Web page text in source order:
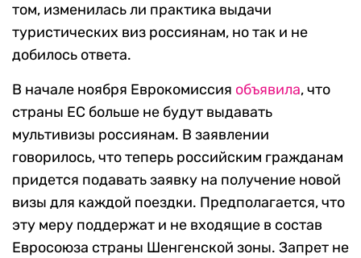
том, изменилась ли практика выдачи
туристических виз россиянам, но так и не
добилось ответа.
В начале ноября Еврокомиссия объявила, что
страны ЕС больше не будут выдавать
мультивизы россиянам. В заявлении
говорилось, что теперь российским гражданам
придется подавать заявку на получение новой
визы для каждой поездки. Предполагается, что
эту меру поддержат и не входящие в состав
Евросоюза страны Шенгенской зоны. Запрет не